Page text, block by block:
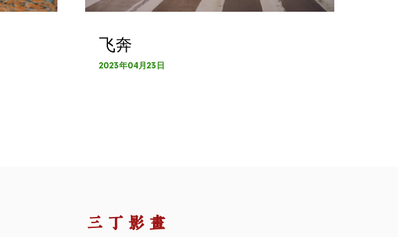
飞奔
2023年04月23日
三丁影画